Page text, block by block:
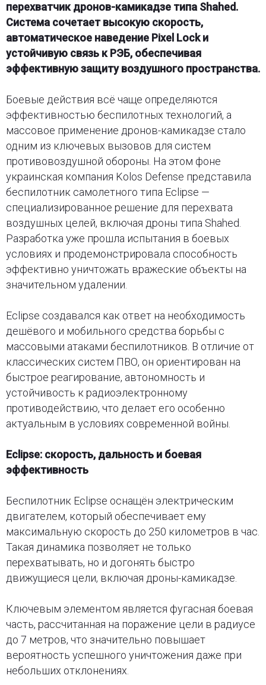
перехватчик дронов-камикадзе типа Shahed.
Система сочетает высокую скорость,
автоматическое наведение Pixel Lock и
устойчивую связь к РЭБ, обеспечивая
эффективную защиту воздушного пространства.
Боевые действия всё чаще определяются
эффективностью беспилотных технологий, а
массовое применение дронов-камикадзе стало
одним из ключевых вызовов для систем
противовоздушной обороны. На этом фоне
украинская компания Kolos Defense представила
беспилотник самолетного типа Eclipse —
специализированное решение для перехвата
воздушных целей, включая дроны типа Shahed.
Разработка уже прошла испытания в боевых
условиях и продемонстрировала способность
эффективно уничтожать вражеские объекты на
значительном удалении.
Eclipse создавался как ответ на необходимость
дешёвого и мобильного средства борьбы с
массовыми атаками беспилотников. В отличие от
классических систем ПВО, он ориентирован на
быстрое реагирование, автономность и
устойчивость к радиоэлектронному
противодействию, что делает его особенно
актуальным в условиях современной войны.
Eclipse: скорость, дальность и боевая
эффективность
Беспилотник Eclipse оснащён электрическим
двигателем, который обеспечивает ему
максимальную скорость до 250 километров в час.
Такая динамика позволяет не только
перехватывать, но и догонять быстро
движущиеся цели, включая дроны-камикадзе.
Ключевым элементом является фугасная боевая
часть, рассчитанная на поражение цели в радиусе
до 7 метров, что значительно повышает
вероятность успешного уничтожения даже при
небольших отклонениях.